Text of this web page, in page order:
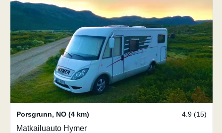
Porsgrunn, NO (4 km) 4.9 (15)
Matkailuauto Hymer